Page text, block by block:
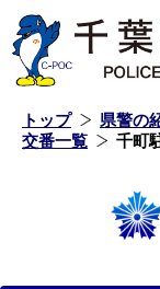
トップ 県警の
交番一覧
千町